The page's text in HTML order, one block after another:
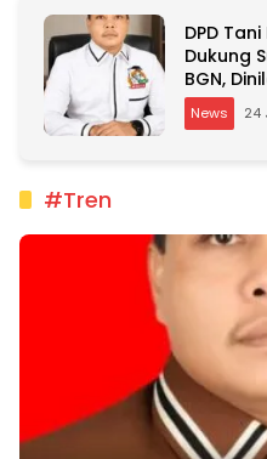
DPD
Dukung
BGN,
News 24
#Tren